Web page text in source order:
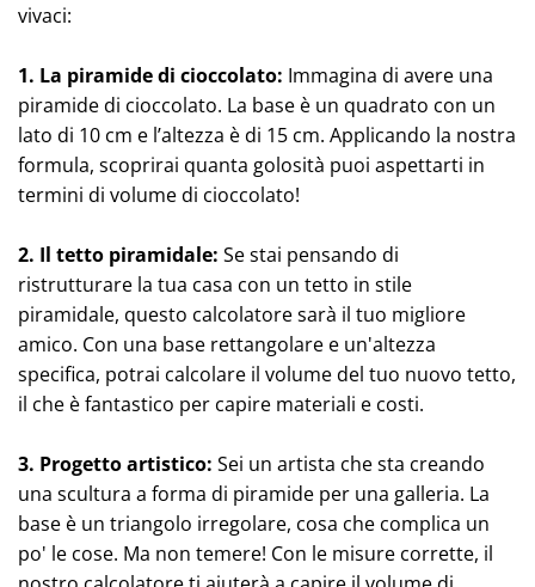
vivaci:
1. La piramide di cioccolato: Immagina di avere una
piramide di cioccolato. La base è un quadrato con un
lato di 10 cm e l’altezza è di 15 cm. Applicando la nostra
formula, scoprirai quanta golosità puoi aspettarti in
termini di volume di cioccolato!
2. Il tetto piramidale: Se stai pensando di
ristrutturare la tua casa con un tetto in stile
piramidale, questo calcolatore sarà il tuo migliore
amico. Con una base rettangolare e un'altezza
specifica, potrai calcolare il volume del tuo nuovo tetto,
il che è fantastico per capire materiali e costi.
3. Progetto artistico: Sei un artista che sta creando
una scultura a forma di piramide per una galleria. La
base è un triangolo irregolare, cosa che complica un
po' le cose. Ma non temere! Con le misure corrette, il